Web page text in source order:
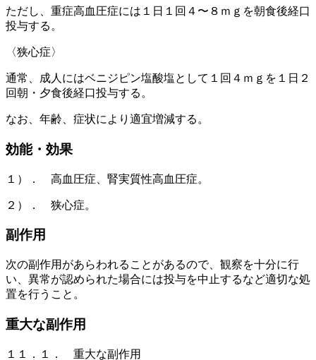
ただし、重症高血圧症には１日１回４〜８ｍｇを朝食後経口
投与する。
〈狭心症〉
通常、成人にはベニジピン塩酸塩として１回４ｍｇを１日２
回朝・夕食後経口投与する。
なお、年齢、症状により適宜増減する。
効能・効果
１）． 高血圧症、腎実質性高血圧症。
２）． 狭心症。
副作用
次の副作用があらわれることがあるので、観察を十分に行
い、異常が認められた場合には投与を中止するなど適切な処
置を行うこと。
重大な副作用
１１．１． 重大な副作用